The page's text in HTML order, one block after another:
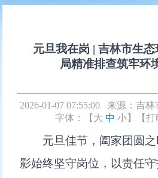
元旦我在岗 | 吉林市生
局精准排查筑牢环
2026-01-07 07:55:00 来源：吉林
字体：【 大 中 小】 【打
元旦佳节，阖家团圆
影始终坚守岗位，以责任